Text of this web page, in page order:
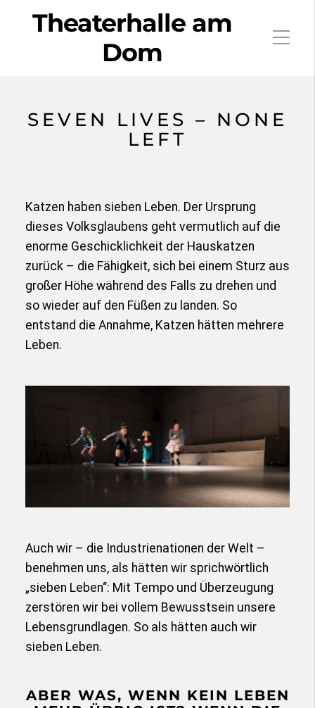
Theaterhalle am
Dom
SEVEN LIVES – NONE
LEFT
Katzen haben sieben Leben. Der Ursprung
dieses Volksglaubens geht vermutlich auf die
enorme Geschicklichkeit der Hauskatzen
zurück – die Fähigkeit, sich bei einem Sturz aus
großer Höhe während des Falls zu drehen und
so wieder auf den Füßen zu landen. So
entstand die Annahme, Katzen hätten mehrere
Leben.
Auch wir – die Industrienationen der Welt –
benehmen uns, als hätten wir sprichwörtlich
„sieben Leben“: Mit Tempo und Überzeugung
zerstören wir bei vollem Bewusstsein unsere
Lebensgrundlagen. So als hätten auch wir
sieben Leben.
ABER WAS, WENN KEIN LEBEN